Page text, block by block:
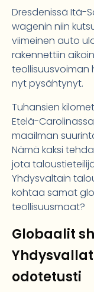
Dresdenissä Itä-
wagenin niin
viimeinen auto
rakennettiin
nyt pysähtynyt.
Tuhansien
Etelä-
maailman
Nämä kaksi
jota
Yhdysvaltain
kohtaa samat
teollisuusmaat?
Globaalit
odotetusti